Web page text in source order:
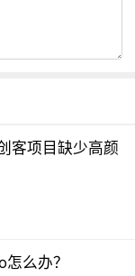
客项目缺少高颜
么办？